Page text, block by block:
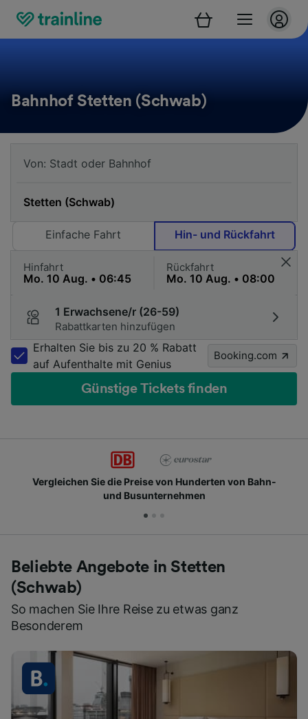
Bahnhof Stetten (Schwab)
Einfache Fahrt Hin- und Rückfahrt
Hinfahrt Rückfahrt
1 Erwachsene/r (26-59)
Rabattkarten hinzufügen
Erhalten Sie bis zu 20 % Rabatt
auf Aufenthalte mit Genius
Booking.com
Günstige Tickets finden
von Bahn-
Schließen Sie sich Millionen
Beliebte Angebote in Stetten
(Schwab)
So machen Sie Ihre Reise zu etwas ganz
Besonderem